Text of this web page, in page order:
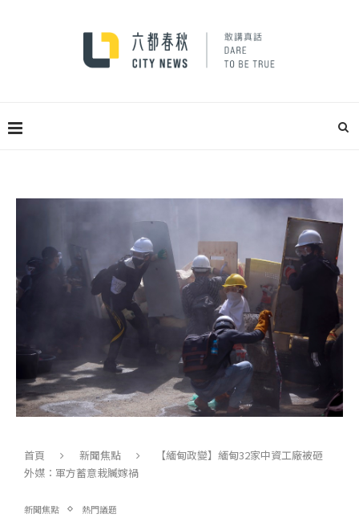
首頁 新聞焦點
【緬甸政變】緬甸32家中資工廠被砸
外媒：軍方蓄意栽贓嫁禍
新聞焦點 熱門議題